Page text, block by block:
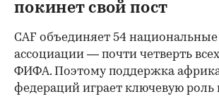
покинет свой пост
CAF объединяет 54
ассоциации — почти четверть
ФИФА. Поэтому поддержка
федераций играет ключевую